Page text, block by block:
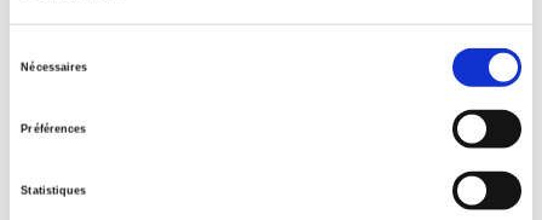
Nécessaires
Préférences
Statistiques
Specifications
Presses de Sciences Po
Editions de Santé